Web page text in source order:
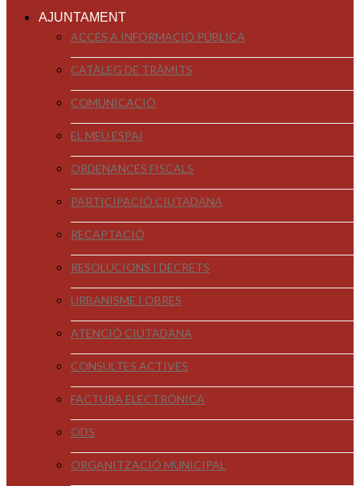
AJUNTAMENT
ACCÉS A INFORMACIÓ PÚBLICA
CATÀLEG DE TRÀMITS
COMUNICACIÓ
EL MEU ESPAI
ORDENANCES FISCALS
PARTICIPACIÓ CIUTADANA
RECAPTACIÓ
RESOLUCIONS I DECRETS
URBANISME I OBRES
ATENCIÓ CIUTADANA
CONSULTES ACTIVES
FACTURA ELECTRÒNICA
ODS
ORGANITZACIÓ MUNICIPAL